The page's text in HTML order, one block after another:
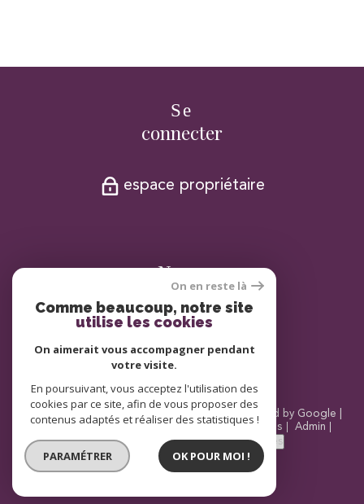
Se
connecter
espace propriétaire
Nous
adhérons
© 2026 | Tous droits réservés | Traduction powered by Google |
Nos honoraires
Plan du site Mentions légales
Admin
Partenaires
Politique RGPD Cookies
On en reste là
Comme beaucoup, notre site
utilise les cookies
On aimerait vous accompagner pendant
votre visite.
En poursuivant, vous acceptez l'utilisation des
cookies par ce site, afin de vous proposer des
contenus adaptés et réaliser des statistiques !
PARAMÉTRER OK POUR MOI !